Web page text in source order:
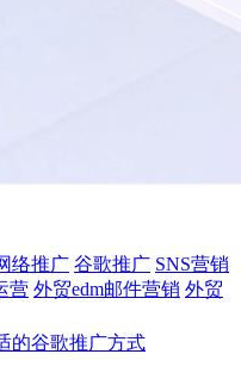
络推广 谷歌推广 SNS营销
营 外贸edm邮件营销 外贸
的谷歌推广方式